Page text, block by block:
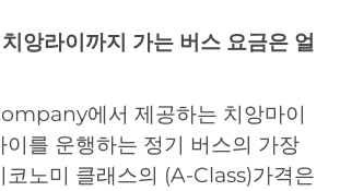
앙라이까지 가는 버스 요금은 얼
에서 제공하는 치앙마이
이를 운행하는 정기 버스의 가장
코노미 클래스의 (A-Class)가격은